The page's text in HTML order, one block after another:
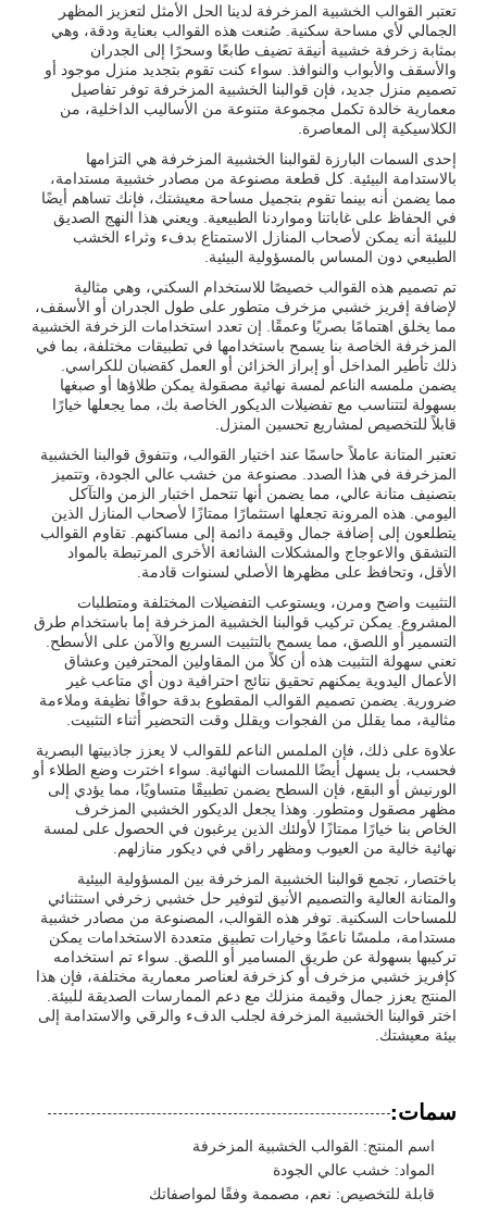
تعتبر القوالب الخشبية المزخرفة لدينا الحل الأمثل لتعزيز المظهر
الجمالي لأي مساحة سكنية. صُنعت هذه القوالب بعناية ودقة، وهي
بمثابة زخرفة خشبية أنيقة تضيف طابعًا وسحرًا إلى الجدران
والأسقف والأبواب والنوافذ. سواء كنت تقوم بتجديد منزل موجود أو
تصميم منزل جديد، فإن قوالبنا الخشبية المزخرفة توفر تفاصيل
معمارية خالدة تكمل مجموعة متنوعة من الأساليب الداخلية، من
الكلاسيكية إلى المعاصرة.
إحدى السمات البارزة لقوالبنا الخشبية المزخرفة هي التزامها
بالاستدامة البيئية. كل قطعة مصنوعة من مصادر خشبية مستدامة،
مما يضمن أنه بينما تقوم بتجميل مساحة معيشتك، فإنك تساهم أيضًا
في الحفاظ على غاباتنا ومواردنا الطبيعية. ويعني هذا النهج الصديق
للبيئة أنه يمكن لأصحاب المنازل الاستمتاع بدفء وثراء الخشب
الطبيعي دون المساس بالمسؤولية البيئية.
تم تصميم هذه القوالب خصيصًا للاستخدام السكني، وهي مثالية
لإضافة إفريز خشبي مزخرف متطور على طول الجدران أو الأسقف،
مما يخلق اهتمامًا بصريًا وعمقًا. إن تعدد استخدامات الزخرفة الخشبية
المزخرفة الخاصة بنا يسمح باستخدامها في تطبيقات مختلفة، بما في
ذلك تأطير المداخل أو إبراز الخزائن أو العمل كقضبان للكراسي.
يضمن ملمسه الناعم لمسة نهائية مصقولة يمكن طلاؤها أو صبغها
بسهولة لتتناسب مع تفضيلات الديكور الخاصة بك، مما يجعلها خيارًا
قابلاً للتخصيص لمشاريع تحسين المنزل.
تعتبر المتانة عاملاً حاسمًا عند اختيار القوالب، وتتفوق قوالبنا الخشبية
المزخرفة في هذا الصدد. مصنوعة من خشب عالي الجودة، وتتميز
بتصنيف متانة عالي، مما يضمن أنها تتحمل اختبار الزمن والتآكل
اليومي. هذه المرونة تجعلها استثمارًا ممتازًا لأصحاب المنازل الذين
يتطلعون إلى إضافة جمال وقيمة دائمة إلى مساكنهم. تقاوم القوالب
التشقق والاعوجاج والمشكلات الشائعة الأخرى المرتبطة بالمواد
الأقل، وتحافظ على مظهرها الأصلي لسنوات قادمة.
التثبيت واضح ومرن، ويستوعب التفضيلات المختلفة ومتطلبات
المشروع. يمكن تركيب قوالبنا الخشبية المزخرفة إما باستخدام طرق
التسمير أو اللصق، مما يسمح بالتثبيت السريع والآمن على الأسطح.
تعني سهولة التثبيت هذه أن كلاً من المقاولين المحترفين وعشاق
الأعمال اليدوية يمكنهم تحقيق نتائج احترافية دون أي متاعب غير
ضرورية. يضمن تصميم القوالب المقطوع بدقة حوافًا نظيفة وملاءمة
مثالية، مما يقلل من الفجوات ويقلل وقت التحضير أثناء التثبيت.
علاوة على ذلك، فإن الملمس الناعم للقوالب لا يعزز جاذبيتها البصرية
فحسب، بل يسهل أيضًا اللمسات النهائية. سواء اخترت وضع الطلاء أو
الورنيش أو البقع، فإن السطح يضمن تطبيقًا متساويًا، مما يؤدي إلى
مظهر مصقول ومتطور. وهذا يجعل الديكور الخشبي المزخرف
الخاص بنا خيارًا ممتازًا لأولئك الذين يرغبون في الحصول على لمسة
نهائية خالية من العيوب ومظهر راقي في ديكور منازلهم.
باختصار، تجمع قوالبنا الخشبية المزخرفة بين المسؤولية البيئية
والمتانة العالية والتصميم الأنيق لتوفير حل خشبي زخرفي استثنائي
للمساحات السكنية. توفر هذه القوالب، المصنوعة من مصادر خشبية
مستدامة، ملمسًا ناعمًا وخيارات تطبيق متعددة الاستخدامات يمكن
تركيبها بسهولة عن طريق المسامير أو اللصق. سواء تم استخدامه
كإفريز خشبي مزخرف أو كزخرفة لعناصر معمارية مختلفة، فإن هذا
المنتج يعزز جمال وقيمة منزلك مع دعم الممارسات الصديقة للبيئة.
اختر قوالبنا الخشبية المزخرفة لجلب الدفء والرقي والاستدامة إلى
بيئة معيشتك.
سمات:
اسم المنتج: القوالب الخشبية المزخرفة
المواد: خشب عالي الجودة
قابلة للتخصيص: نعم، مصممة وفقًا لمواصفاتك